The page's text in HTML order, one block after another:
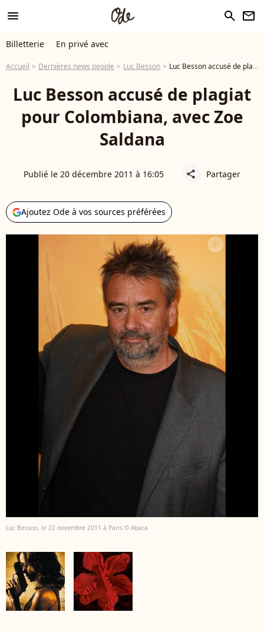
menu search newsletter
Billetterie En privé avec
Accueil Dernières news people Luc Besson Luc Besson accusé de plagiat pour Colombiana, avec Zoe Saldana
Luc Besson accusé de plagiat
pour Colombiana, avec Zoe
Saldana
Publié le 20 décembre 2011 à 16:05 share Partager
Ajoutez Ode à vos sources préférées
Luc Besson, le 22 novembre 2011 à Paris.© Abaca